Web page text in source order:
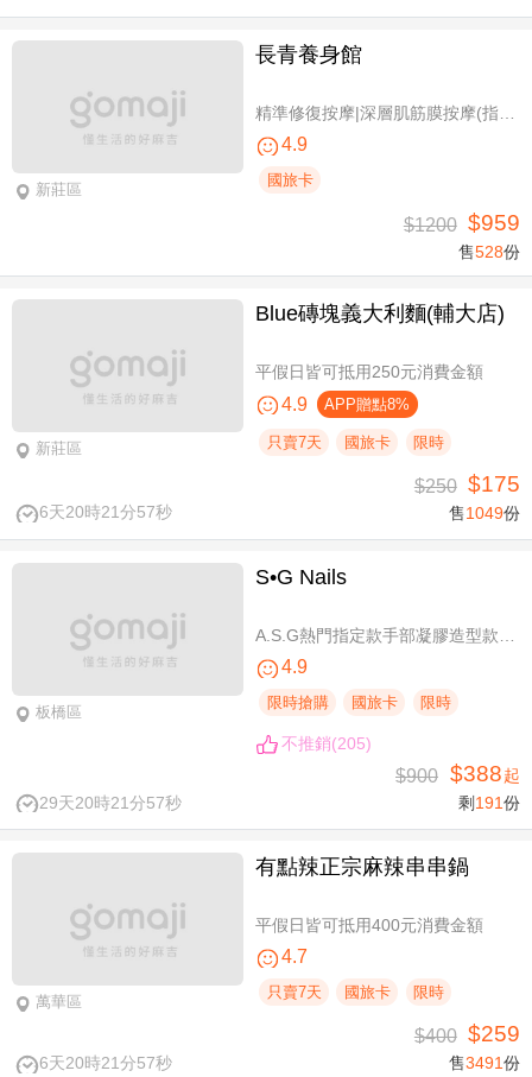
新莊區
長青養身館
精準修復按摩|深層肌筋膜按摩(指壓/指油壓 二選一)+(滑罐/舒刮 二選一)全程75分(手技75分)
4.9
國旅卡
$1200 $959
售528份
新莊區
Blue磚塊義大利麵(輔大店)
平假日皆可抵用250元消費金額
4.9 APP贈點8%
只賣7天 國旅卡 限時
6天20時21分57秒
$250 $175
售1049份
板橋區
S•G Nails
4.9
限時搶購 國旅卡 限時
不推銷(205)
29天20時21分57秒
$900 $388起
剩 191份
萬華區
有點辣正宗麻辣串串鍋
平假日皆可抵用400元消費金額
4.7
只賣7天 國旅卡 限時
6天20時21分57秒
$400 $259
售3491份